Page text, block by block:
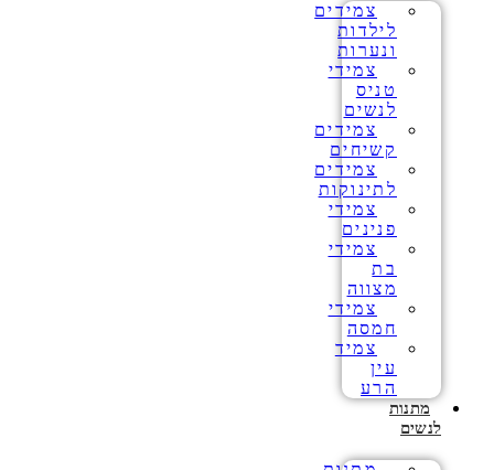
צמידים
לילדות
ונערות
צמידי
טניס
לנשים
צמידים
קשיחים
צמידים
לתינוקות
צמידי
פנינים
צמידי
בת
מצווה
צמידי
חמסה
צמיד
עין
הרע
מתנות
לנשים